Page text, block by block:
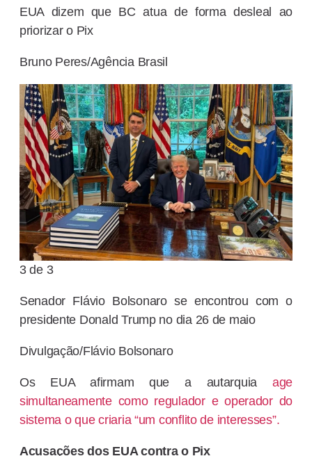
EUA dizem que BC atua de forma desleal ao
priorizar o Pix
Bruno Peres/Agência Brasil
3 de 3
Senador Flávio Bolsonaro se encontrou com o
presidente Donald Trump no dia 26 de maio
Divulgação/Flávio Bolsonaro
Os EUA afirmam que a autarquia age
simultaneamente como regulador e operador do
sistema o que criaria “um conflito de interesses”.
Acusações dos EUA contra o Pix